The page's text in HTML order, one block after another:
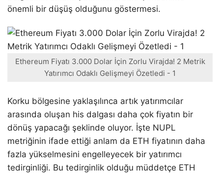
önemli bir düşüş olduğunu göstermesi.
Ethereum Fiyatı 3.000 Dolar İçin Zorlu Virajda! 2 Metrik
Yatırımcı Odaklı Gelişmeyi Özetledi - 1
Korku bölgesine yaklaşılınca artık yatırımcılar
arasında oluşan his dalgası daha çok fiyatın bir
dönüş yapacağı şeklinde oluyor. İşte NUPL
metriğinin ifade ettiği anlam da ETH fiyatının daha
fazla yükselmesini engelleyecek bir yatırımcı
tedirginliği. Bu tedirginlik olduğu müddetçe ETH